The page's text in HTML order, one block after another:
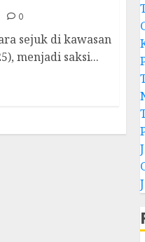
0
sejuk di kawasan
menjadi saksi...